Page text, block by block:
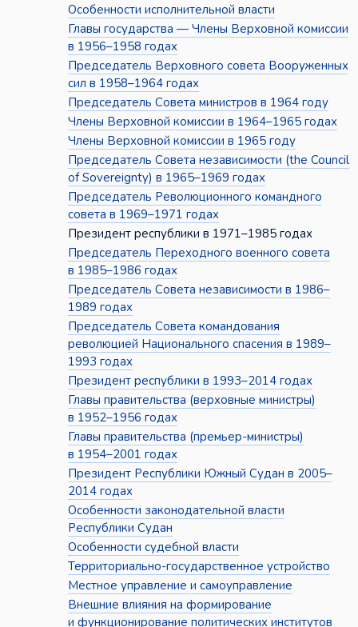
Особенности исполнительной власти
Главы государства — Члены Верховной комиссии
в 1956–1958 годах
Председатель Верховного совета Вооруженных
сил в 1958–1964 годах
Председатель Совета министров в 1964 году
Члены Верховной комиссии в 1964–1965 годах
Члены Верховной комиссии в 1965 году
Председатель Совета независимости (the Council
of Sovereignty) в 1965–1969 годах
Председатель Революционного командного
совета в 1969–1971 годах
Президент республики в 1971–1985 годах
Председатель Переходного военного совета
в 1985–1986 годах
Председатель Совета независимости в 1986–
1989 годах
Председатель Совета командования
революцией Национального спасения в 1989–
1993 годах
Президент республики в 1993–2014 годах
Главы правительства (верховные министры)
в 1952–1956 годах
Главы правительства (премьер-министры)
в 1954–2001 годах
Президент Республики Южный Судан в 2005–
2014 годах
Особенности законодательной власти
Республики Судан
Особенности судебной власти
Территориально-государственное устройство
Местное управление и самоуправление
Внешние влияния на формирование
и функционирование политических институтов